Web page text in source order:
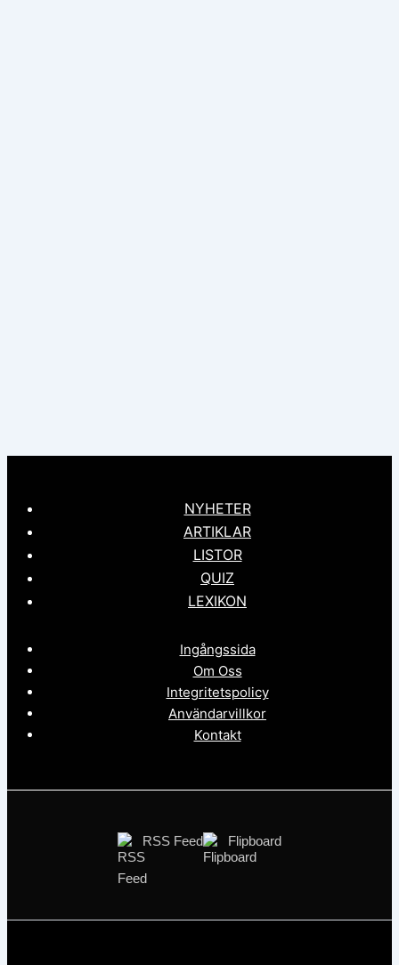
NYHETER
ARTIKLAR
LISTOR
QUIZ
LEXIKON
Ingångssida
Om Oss
Integritetspolicy
Användarvillkor
Kontakt
RSS Feed Flipboard